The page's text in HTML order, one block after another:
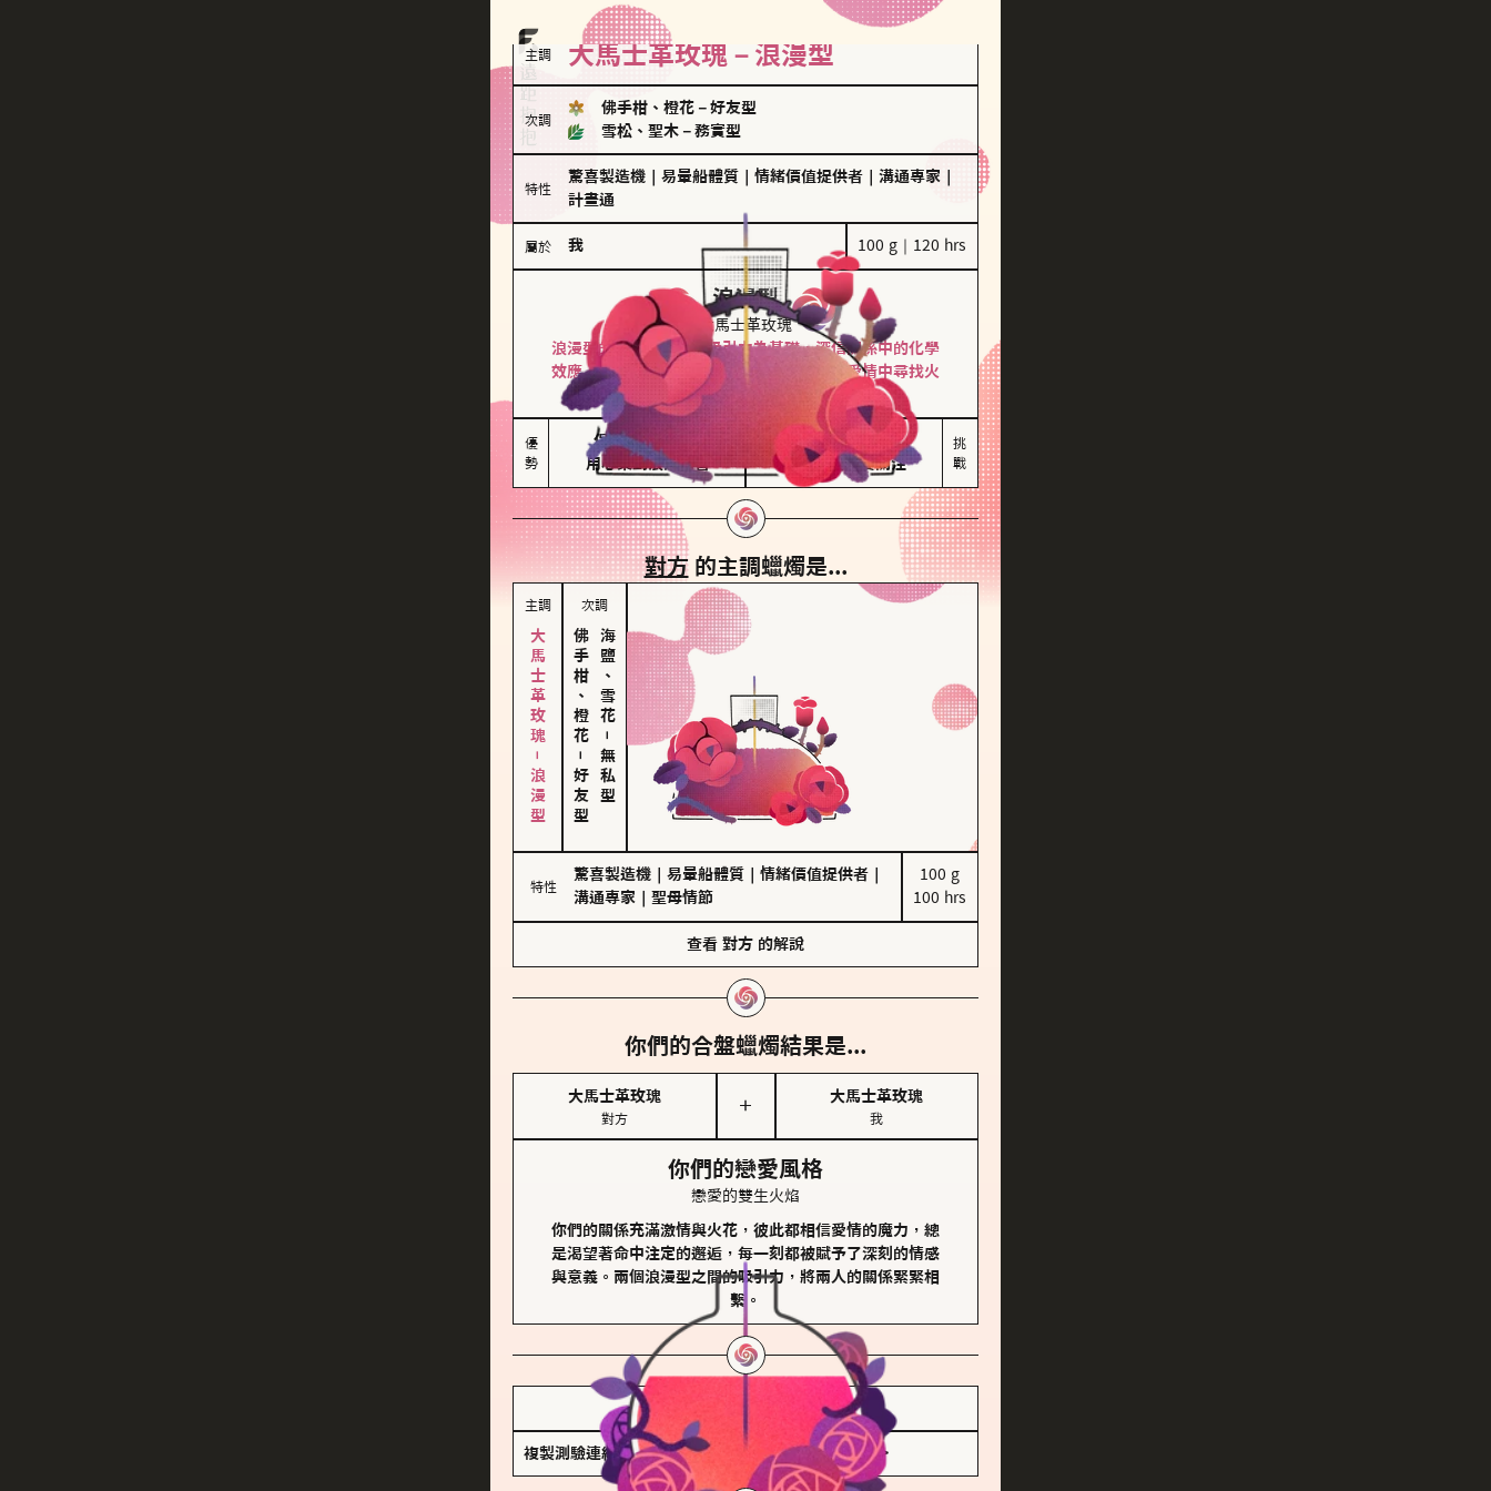
主調 大馬士革玫瑰－浪漫型
次調
佛手柑、橙花 － 好友型
雪松、聖木 － 務實型
特性
驚喜製造機 易暈船體質 情緒價值提供者 溝通專家
計畫通
屬於 我 100 g｜120 hrs
浪漫型
大馬士革玫瑰
浪漫型的人以激情與性吸引力為基礎，深信關係中的化學
效應，認為每次相遇都是命中註定。傾向在愛情中尋找火
花，經常表達對另一半的愛意和讚美。
優
勢
保持戀愛新鮮感
用心策劃浪漫驚喜
情緒起伏較大
感情中較需要關注
挑
戰
對方的主調蠟燭是...
主調
大馬士革玫瑰－浪漫型
次調
佛手柑、橙花
－
好友型
海鹽、雪花
－
無私型
特性
驚喜製造機 易暈船體質 情緒價值提供者
溝通專家
聖母情節
100 g
100 hrs
查看 對方 的解說
你們的合盤蠟燭結果是...
大馬士革玫瑰
對方
＋
大馬士革玫瑰
我
你們的戀愛風格
戀愛的雙生火焰
你們的關係充滿激情與火花，彼此都相信愛情的魔力，總
是渴望著命中注定的邂逅，每一刻都被賦予了深刻的情感
與意義。兩個浪漫型之間的吸引力，將兩人的關係緊緊相
繫。
複製測驗連結 查看香氛類型全解析 >>>